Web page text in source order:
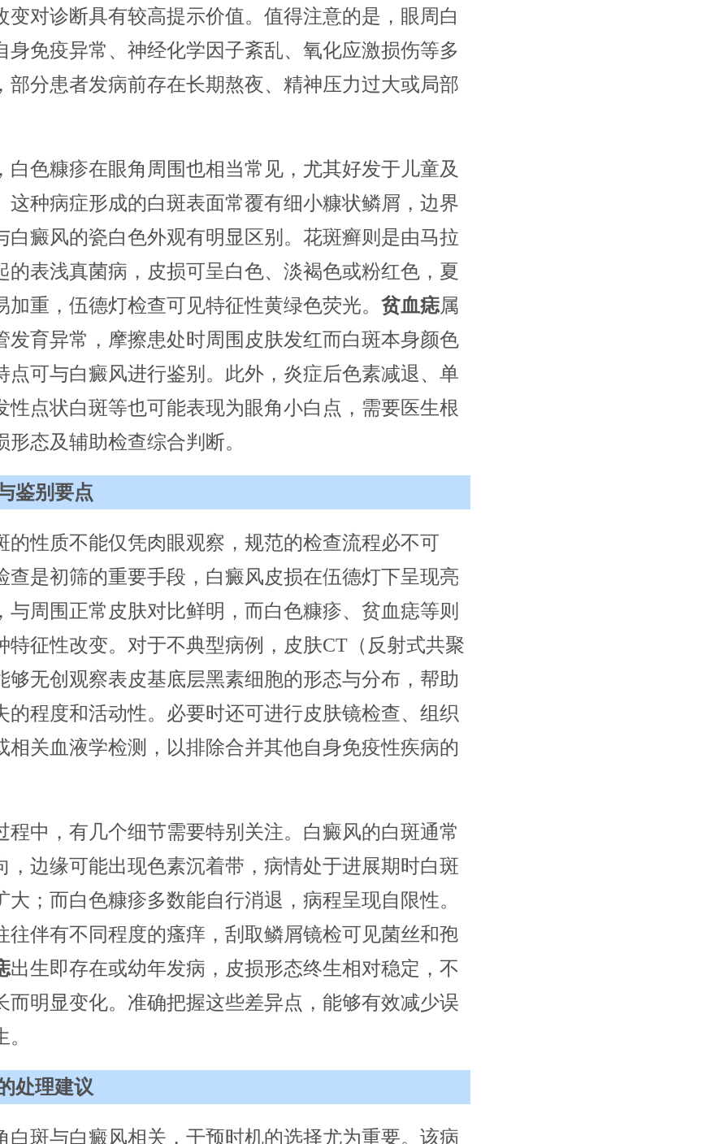
变对诊断具有较高提示价值。值得注意的是，眼周白
身免疫异常、神经化学因子紊乱、氧化应激损伤等多
部分患者发病前存在长期熬夜、精神压力过大或局部
白色糠疹在眼角周围也相当常见，尤其好发于儿童及
这种病症形成的白斑表面常覆有细小糠状鳞屑，边界
白癜风的瓷白色外观有明显区别。花斑癣则是由马拉
的表浅真菌病，皮损可呈白色、淡褐色或粉红色，夏
加重，伍德灯检查可见特征性黄绿色荧光。 贫血痣属
发育异常，摩擦患处时周围皮肤发红而白斑本身颜色
点可与白癜风进行鉴别。此外，炎症后色素减退、单
性点状白斑等也可能表现为眼角小白点，需要医生根
形态及辅助检查综合判断。
鉴别要点
的性质不能仅凭肉眼观察，规范的检查流程必不可
查是初筛的重要手段，白癜风皮损在伍德灯下呈现亮
与周围正常皮肤对比鲜明，而白色糠疹、贫血痣等则
特征性改变。对于不典型病例，皮肤CT（反射式共聚
够无创观察表皮基底层黑素细胞的形态与分布，帮助
的程度和活动性。必要时还可进行皮肤镜检查、组织
相关血液学检测，以排除合并其他自身免疫性疾病的
程中，有几个细节需要特别关注。白癜风的白斑通常
，边缘可能出现色素沉着带，病情处于进展期时白斑
大；而白色糠疹多数能自行消退，病程呈现自限性。
往伴有不同程度的瘙痒，刮取鳞屑镜检可见菌丝和孢
出生即存在或幼年发病，皮损形态终生相对稳定，不
而明显变化。准确把握这些差异点，能够有效减少误
处理建议
白斑与白癜风相关，干预时机的选择尤为重要。该病